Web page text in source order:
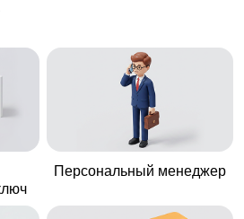
Персональный менеджер